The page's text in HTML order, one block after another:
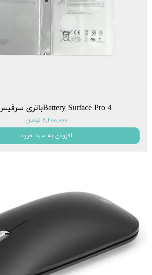
Battery Surface Pro 4باتری سرفیس پرو4
۶,۲۰۰,۰۰۰ تومان
افزودن به سبد خرید